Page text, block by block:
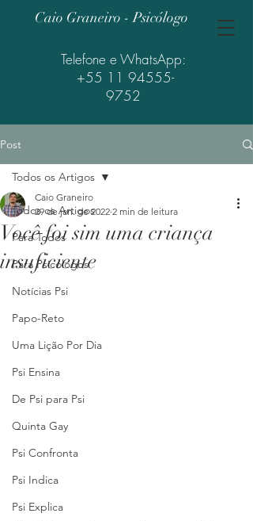
Caio Graneiro - Psicólogo
Telefone e WhatsApp:
+55 11 94555-
9752
Post
Todos os Artigos
Para Todos
Para Psicólogos
Notícias Psi
Papo-Reto
Uma Lição Por Dia
Psi Ensina
De Psi para Psi
Quinta Gay
Psi Confronta
Psi Indica
Psi Explica
Todos os Artigos
Você foi sim uma criança
insuficiente
Caio Graneiro
29 de jan. de 2022 2 min de leitura